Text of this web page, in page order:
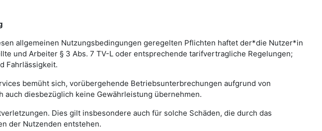
allgemeinen Nutzungsbedingungen geregelten Pflichten haftet der*die Nutzer*in
und Arbeiter § 3 Abs. 7 TV-L oder entsprechende tarifvertragliche Regelungen;
Fahrlässigkeit.
bemüht sich, vorübergehende Betriebsunterbrechungen aufgrund von
diesbezüglich keine Gewährleistung übernehmen.
Dies gilt insbesondere auch für solche Schäden, die durch das
der Nutzenden entstehen.